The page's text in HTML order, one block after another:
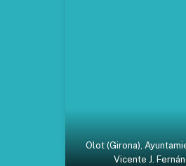
Olot (Girona),
Vicente J.